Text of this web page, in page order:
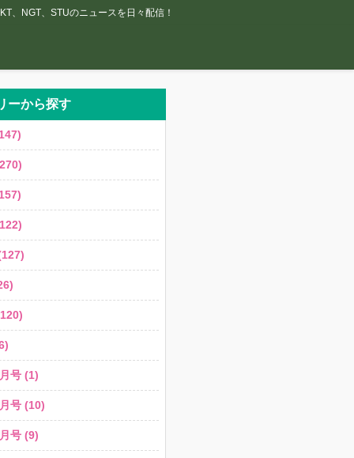
、NGT、STUのニュースを日々配信！
ーから探す
号 (1)
号 (10)
号 (9)